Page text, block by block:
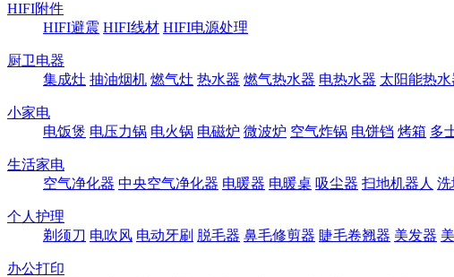
HIFI附件
HIFI避震 HIFI线材 HIFI电源处理
厨卫电器
集成灶 抽油烟机 燃气灶 热水器 燃气热水器 电热水器 太阳能热水
小家电
电饭煲 电压力锅 电火锅 电磁炉 微波炉 空气炸锅 电饼铛 烤箱 多
生活家电
空气净化器 中央空气净化器 电暖器 电暖桌 吸尘器 扫地机器人 洗
个人护理
剃须刀 电吹风 电动牙刷 脱毛器 鼻毛修剪器 睫毛卷翘器 美发器
办公打印